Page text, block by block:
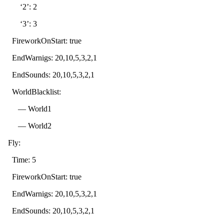
‘2’: 2
‘3’: 3
FireworkOnStart: true
EndWarnigs: 20,10,5,3,2,1
EndSounds: 20,10,5,3,2,1
WorldBlacklist:
— World1
— World2
Fly:
Time: 5
FireworkOnStart: true
EndWarnigs: 20,10,5,3,2,1
EndSounds: 20,10,5,3,2,1